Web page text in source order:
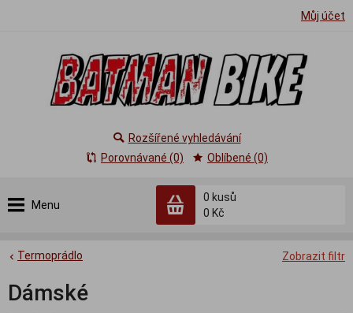
Můj účet
Menu
0 kusů
0 Kč
Rozšířené vyhledávání
Porovnávané (0)
Oblíbené (0)
Zobrazit filtr
Termoprádlo
Dámské